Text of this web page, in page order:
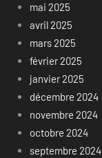
mai 2025
avril 2025
mars 2025
février 2025
janvier 2025
décembre 2024
novembre 2024
octobre 2024
septembre 2024